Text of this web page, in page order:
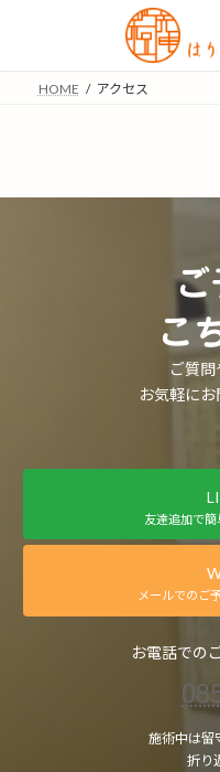
ン
ー
HOME アクセス
ご
こ
ご質
お気軽に
友達追加で
メールでのご
お電話での
施術中は留
折り